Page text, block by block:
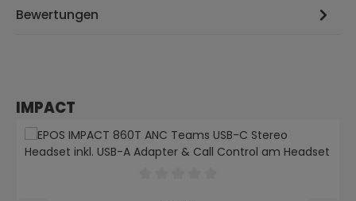
Bewertungen
Produktgalerie überspringen
IMPACT